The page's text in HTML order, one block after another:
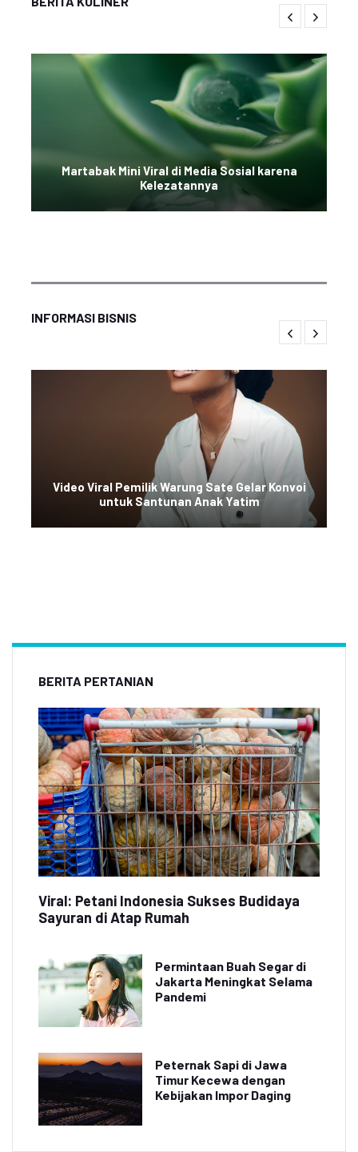
Martabak Mini Viral di Media Sosial karena
Kelezatannya
INFORMASI BISNIS
Video Viral Pemilik Warung Sate Gelar Konvoi
untuk Santunan Anak Yatim
BERITA PERTANIAN
Viral: Petani Indonesia Sukses Budidaya
Sayuran di Atap Rumah
Permintaan Buah Segar di
Jakarta Meningkat Selama
Pandemi
Peternak Sapi di Jawa
Timur Kecewa dengan
Kebijakan Impor Daging